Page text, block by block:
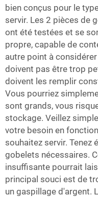
bien conçus pour le
servir. Les 2 pièces de
ont été testées et se
propre, capable de
autre point à
doivent pas être trop
doivent les remplir
Vous pourriez
sont grands, vous
stockage. Veillez
votre besoin en
souhaitez servir.
gobelets nécessaires.
insuffisante pourrait
principal souci est de
un gaspillage d'argent.